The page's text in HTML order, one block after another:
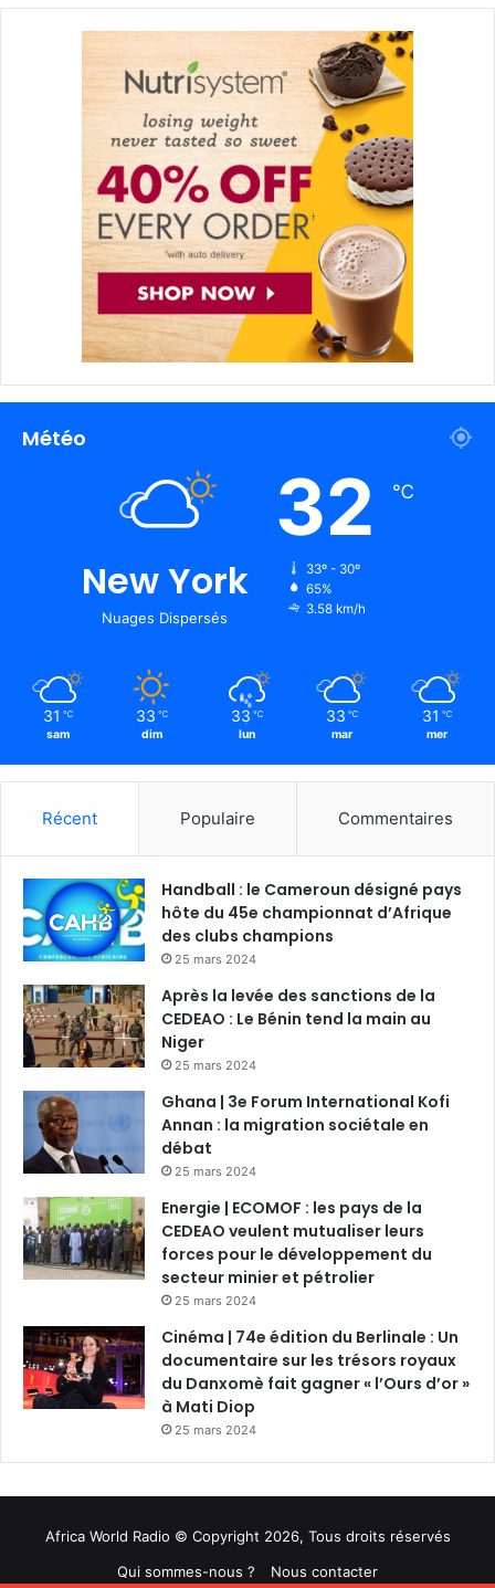
Météo
New York
Nuages Dispersés
32 ℃
33º - 30º
65%
3.58 km/h
31 ℃
sam
33 ℃
dim
33 ℃
lun
33 ℃
mar
31 ℃
mer
Récent Populaire Commentaires
Handball : le Cameroun désigné pays
hôte du 45e championnat d’Afrique
des clubs champions
25 mars 2024
Après la levée des sanctions de la
CEDEAO : Le Bénin tend la main au
Niger
25 mars 2024
Ghana | 3e Forum International Kofi
Annan : la migration sociétale en
débat
25 mars 2024
Energie | ECOMOF : les pays de la
CEDEAO veulent mutualiser leurs
forces pour le développement du
secteur minier et pétrolier
25 mars 2024
Cinéma | 74e édition du Berlinale : Un
documentaire sur les trésors royaux
du Danxomè fait gagner « l’Ours d’or »
à Mati Diop
25 mars 2024
Africa World Radio © Copyright 2026, Tous droits réservés
Qui sommes-nous ?
Nous contacter